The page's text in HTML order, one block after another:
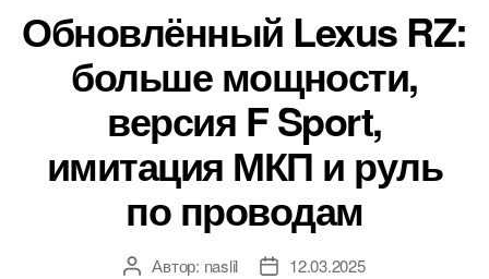
Обновлённый Lexus RZ:
больше мощности,
версия F Sport,
имитация МКП и руль
по проводам
АвторАвтор: naslil
Дата12.03.2025